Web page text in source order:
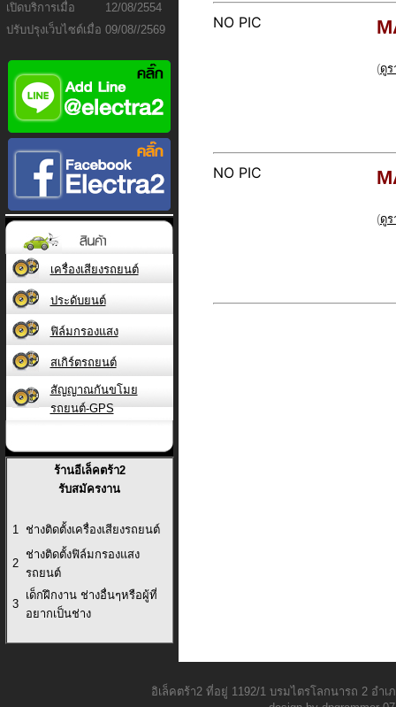
เปิดบริการเมื่อ
12/08/2554
ปรับปรุงเว็บไซต์เมื่อ 09/08//2569
เครื่องเสียงรถยนต์
ประดับยนต์
ฟิล์มกรองแสง
สเกิร์ตรถยนต์
สัญญาณกันขโมย
รถยนต์-GPS
ร้านอีเล็คตร้า2
รับสมัครงาน
1 ช่างติดตั้งเครื่องเสียงรถยนต์
2
ช่างติดตั้งฟิล์มกรองแสง
รถยนต์
3
เด็กฝึกงาน ช่างอื่นๆหรือผู้ที่
อยากเป็นช่าง
NO PIC
(ดูร
NO PIC
(ดูร
อิเล็คตร้า2 ที่อยู่ 1192/1 บรมไตรโลกนารถ 2 อำ